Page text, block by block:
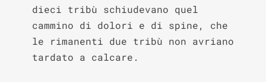
dieci tribù schiudevano quel
cammino di dolori e di spine, che
le rimanenti due tribù non avriano
tardato a calcare.